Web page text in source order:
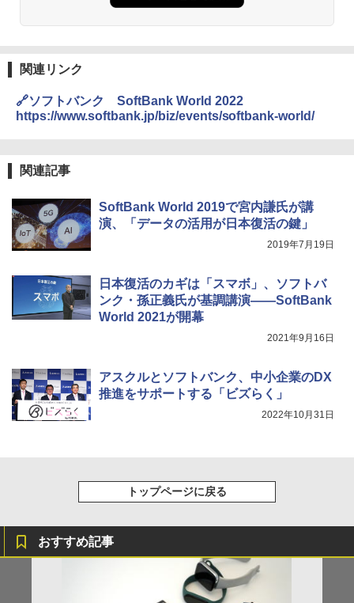
関連リンク
🔗ソフトバンク SoftBank World 2022
https://www.softbank.jp/biz/events/softbank-world/
関連記事
SoftBank World 2019で宮内謙氏が講
演、「データの活用が日本復活の鍵」
2019年7月19日
日本復活のカギは「スマボ」、ソフトバ
ンク・孫正義氏が基調講演――SoftBank
World 2021が開幕
2021年9月16日
アスクルとソフトバンク、中小企業のDX
推進をサポートする「ビズらく」
2022年10月31日
トップページに戻る
おすすめ記事